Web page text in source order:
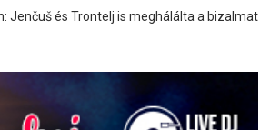
Jenčuš és Trontelj is meghálálta a bizalmat